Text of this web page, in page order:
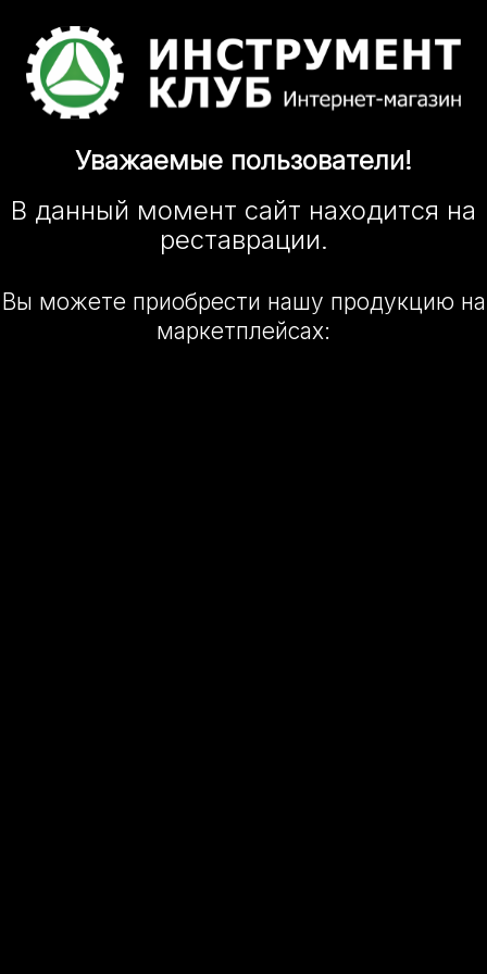
Уважаемые пользователи!
В данный момент сайт находится на
реставрации.
Вы можете приобрести нашу продукцию на
маркетплейсах: